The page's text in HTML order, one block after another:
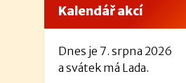
Kalendář akcí
Dnes je 7. srpna 2026
a svátek má Lada.